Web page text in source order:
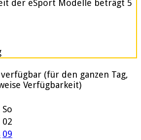
der eSport Modelle beträgt 5
(für den ganzen Tag,
Verfügbarkeit)
So
02
09